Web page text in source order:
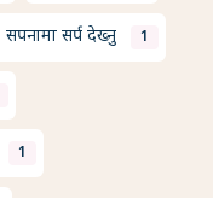
सपनामा सर्प देख्नु 1
1